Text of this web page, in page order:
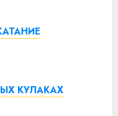
КУЛАКАХ